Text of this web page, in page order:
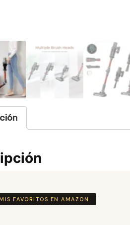
FAVORITOS EN AMAZON